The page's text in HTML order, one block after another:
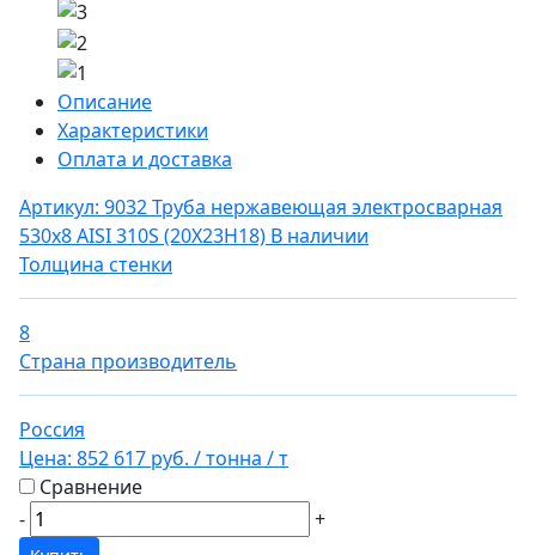
Описание
Характеристики
Оплата и доставка
Артикул: 9032Труба нержавеющая электросварная
530х8 AISI 310S (20Х23Н18) В наличии
Толщина стенки
8
Страна производитель
Россия
Цена: 852 617 руб. / тонна / т
Сравнение
-
+